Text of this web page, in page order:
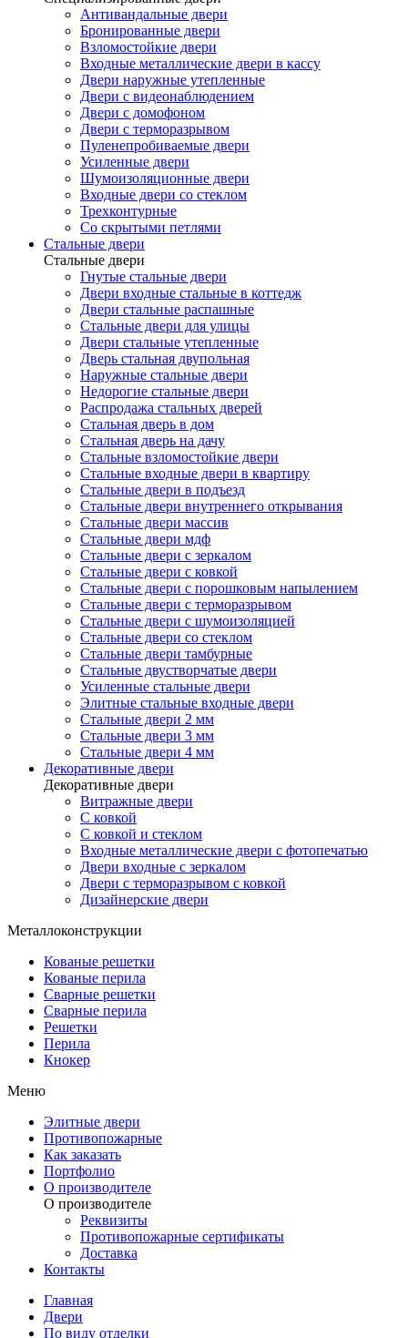
Антивандальные двери
Бронированные двери
Взломостойкие двери
Входные металлические двери в кассу
Двери наружные утепленные
Двери с видеонаблюдением
Двери с домофоном
Двери с терморазрывом
Пуленепробиваемые двери
Усиленные двери
Шумоизоляционные двери
Входные двери со стеклом
Трехконтурные
Со скрытыми петлями
Стальные двери
Стальные двери
Гнутые стальные двери
Двери входные стальные в коттедж
Двери стальные распашные
Стальные двери для улицы
Двери стальные утепленные
Дверь стальная двупольная
Наружные стальные двери
Недорогие стальные двери
Распродажа стальных дверей
Стальная дверь в дом
Стальная дверь на дачу
Стальные взломостойкие двери
Стальные входные двери в квартиру
Стальные двери в подъезд
Стальные двери внутреннего открывания
Стальные двери массив
Стальные двери мдф
Стальные двери с зеркалом
Стальные двери с ковкой
Стальные двери с порошковым напылением
Стальные двери с терморазрывом
Стальные двери с шумоизоляцией
Стальные двери со стеклом
Стальные двери тамбурные
Стальные двустворчатые двери
Усиленные стальные двери
Элитные стальные входные двери
Стальные двери 2 мм
Стальные двери 3 мм
Стальные двери 4 мм
Декоративные двери
Декоративные двери
Витражные двери
С ковкой
С ковкой и стеклом
Входные металлические двери с фотопечатью
Двери входные с зеркалом
Двери с терморазрывом с ковкой
Дизайнерские двери
Металлоконструкции
Кованые решетки
Кованые перила
Сварные решетки
Сварные перила
Решетки
Перила
Кнокер
Меню
Элитные двери
Противопожарные
Как заказать
Портфолио
О производителе
О производителе
Реквизиты
Противопожарные сертификаты
Доставка
Контакты
Главная
Двери
По виду отделки